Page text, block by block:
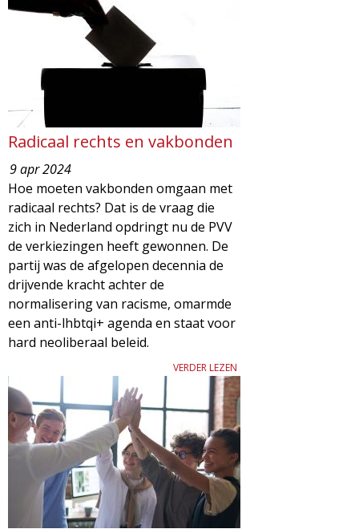
l
o
g
i
e
M
a
g
a
z
n
u
Radicaal rechts en vakbonden
9 apr 2024
Hoe moeten vakbonden omgaan met
radicaal rechts? Dat is de vraag die
zich in Nederland opdringt nu de PVV
de verkiezingen heeft gewonnen. De
partij was de afgelopen decennia de
drijvende kracht achter de
normalisering van racisme, omarmde
een anti-lhbtqi+ agenda en staat voor
hard neoliberaal beleid.
VERDER LEZEN